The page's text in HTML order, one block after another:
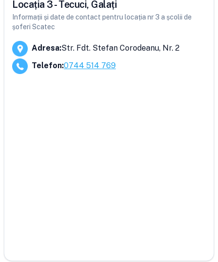
Locația 3 - Tecuci, Galați
Informații și date de contact pentru locația nr 3 a școlii de
șoferi Scatec
Adresa:Str. Fdt. Stefan Corodeanu, Nr. 2
Telefon:0744 514 769